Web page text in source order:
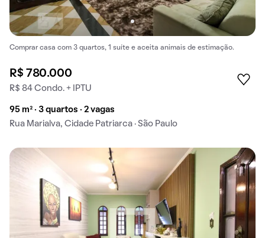
Comprar casa com 3 quartos, 1 suíte e aceita animais de estimação.
R$ 780.000
R$ 84 Condo. + IPTU
95 m² · 3 quartos · 2 vagas
Rua Marialva, Cidade Patriarca · São Paulo